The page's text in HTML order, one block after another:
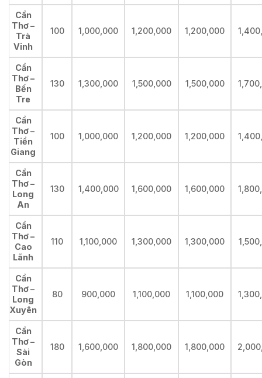
Cần
Thơ –
Trà
Vinh
100 1,000,000 1,200,000 1,200,000
Cần
Thơ –
Bến
Tre
130 1,300,000 1,500,000 1,500,000
Cần
Thơ –
Tiền
Giang
100 1,000,000 1,200,000 1,200,000
Cần
Thơ –
Long
An
130 1,400,000 1,600,000 1,600,000
Cần
Thơ –
Cao
Lãnh
110 1,100,000 1,300,000 1,300,000
Cần
Thơ –
Long
Xuyên
80 900,000 1,100,000 1,100,000
Cần
Thơ –
Sài
Gòn
180 1,600,000 1,800,000 1,800,000